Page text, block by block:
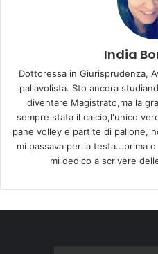
India
Dottoressa in Giurisprudenza,
pallavolista. Sto ancora
diventare Magistrato,ma la
sempre stata il calcio,l'unico
pane volley e partite di pallone,
mi passava per la testa...prima
mi dedico a scrivere